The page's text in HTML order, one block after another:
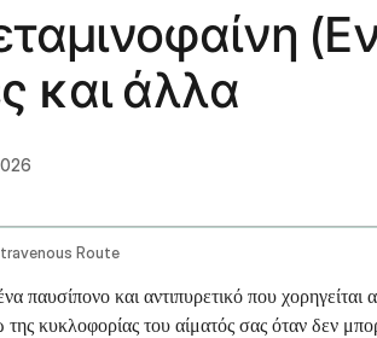
και άλλα
Route
παυσίπονο και αντιπυρετικό που
κυκλοφορίας του αίματός σας όταν δεν